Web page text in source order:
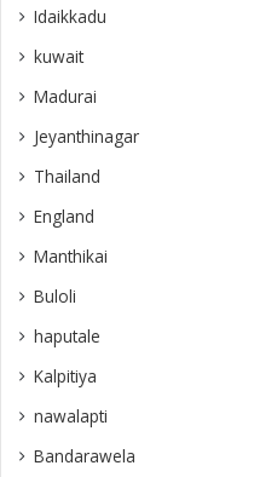
Idaikkadu
kuwait
Madurai
Jeyanthinagar
Thailand
England
Manthikai
Buloli
haputale
Kalpitiya
nawalapti
Bandarawela